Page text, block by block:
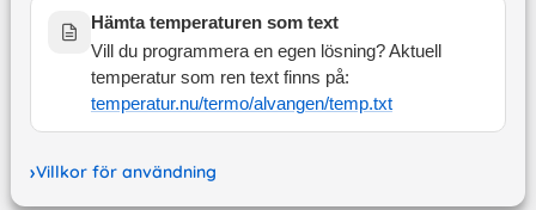
Hämta temperaturen som text
Vill du programmera en egen lösning? Aktuell
temperatur som ren text finns på:
temperatur.nu/termo/alvangen/temp.txt
Villkor för användning